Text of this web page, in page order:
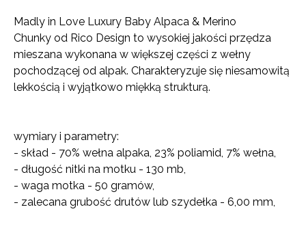
Madly in Love Luxury Baby Alpaca & Merino
Chunky od Rico Design to wysokiej jakości przędza
mieszana wykonana w większej części z wełny
pochodzącej od alpak. Charakteryzuje się niesamowitą
lekkością i wyjątkowo miękką strukturą.
wymiary i parametry:
- skład - 70% wełna alpaka, 23% poliamid, 7% wełna,
- długość nitki na motku - 130 mb,
- waga motka - 50 gramów,
- zalecana grubość drutów lub szydełka - 6,00 mm,